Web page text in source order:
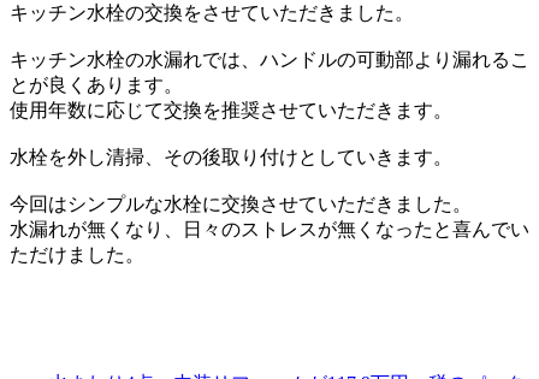
キッチン水栓の交換をさせていただきました。
キッチン水栓の水漏れでは、ハンドルの可動部より漏れるこ
とが良くあります。
使用年数に応じて交換を推奨させていただきます。
水栓を外し清掃、その後取り付けとしていきます。
今回はシンプルな水栓に交換させていただきました。
水漏れが無くなり、日々のストレスが無くなったと喜んでい
ただけました。